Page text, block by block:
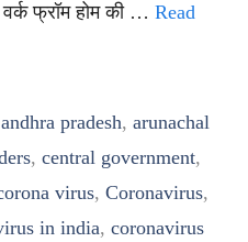
वर्क फ्रॉम होम की … Read
andhra pradesh, arunachal
, central government,
virus, Coronavirus,
in india, coronavirus